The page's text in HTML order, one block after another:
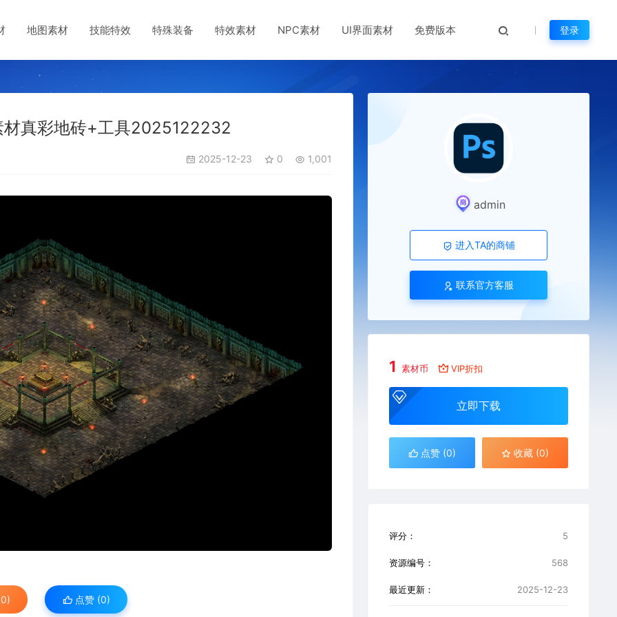
地图素材 技能特效 特殊装备 特效素材 NPC素材 UI界面素材 免费版本 登录
真彩地砖+工具2025122232
2025-12-23 0 1,001
点赞 (0)
admin
进入TA的商铺
联系官方客服
1 素材币 VIP折扣
立即下载
点赞 (0) 收藏 (0)
评分： 5
资源编号： 568
最近更新： 2025-12-23